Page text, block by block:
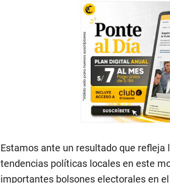
Estamos ante un resultado que
tendencias políticas locales en este
importantes bolsones electorales en